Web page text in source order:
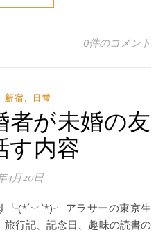
0件のコメント
新宿, 日常
者が未婚の友
す内容
4月20日
行記、記念日、趣味の読書の